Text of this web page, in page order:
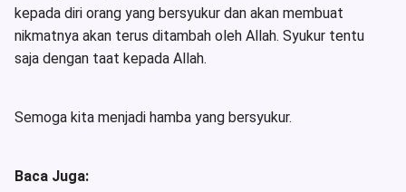
kepada diri orang yang bersyukur dan akan membuat
nikmatnya akan terus ditambah oleh Allah. Syukur tentu
saja dengan taat kepada Allah.
Semoga kita menjadi hamba yang bersyukur.
Baca Juga: